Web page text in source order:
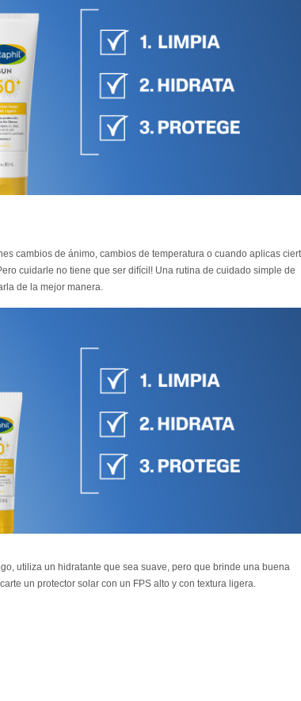
cambios de ánimo, cambios de temperatura o cuando aplicas
cuidarle no tiene que ser difícil! Una rutina de cuidado simple de
de la mejor manera.
utiliza un hidratante que sea suave, pero que brinde una buena
un protector solar con un FPS alto y con textura ligera.